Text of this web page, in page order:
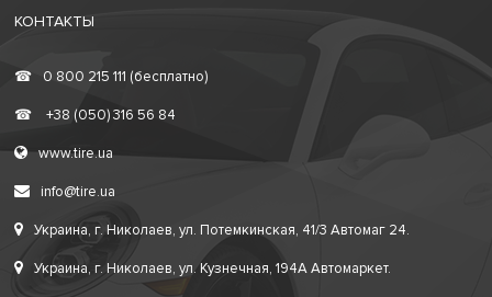
КОНТАКТЫ
☎ 0 800 215 111 (бесплатно)
☎ +38 (050) 316 56 84
www.tire.ua
info@tire.ua
Украина, г. Николаев, ул. Потемкинская, 41/3 Автомаг 24.
Украина, г. Николаев, ул. Кузнечная, 194А Автомаркет.